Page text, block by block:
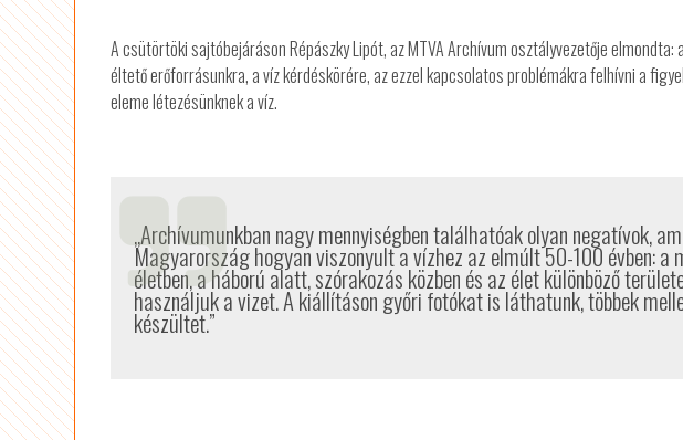
A csütörtöki sajtóbejáráson Répászky Lipót, az MTVA Archívum osztályvezetője
éltető erőforrásunkra, a víz kérdéskörére, az ezzel kapcsolatos problémákra felhívni a
eleme létezésünknek a víz.
„Archívumunkban nagy mennyiségben találhatóak olyan negatívok,
Magyarország hogyan viszonyult a vízhez az elmúlt 50-100 évben: a
életben, a háború alatt, szórakozás közben és az élet különböző
használjuk a vizet. A kiállításon győri fotókat is láthatunk, többek
készültet.”